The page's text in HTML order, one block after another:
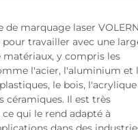
de marquage laser VOLERN
pour travailler avec une
y compris les
l'acier, l'aluminium et
le bois, l'acrylique
céramiques. Il est très
qui le rend adapté à